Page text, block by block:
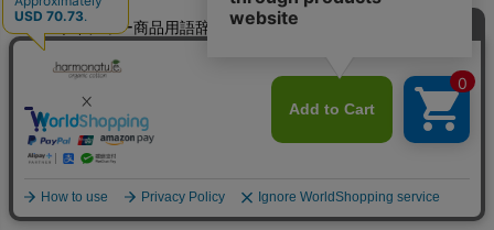
レビューを書こうchevron_right
返品交換chevron_right
FAXでのご注文chevron_right
ハーモネイチャー商品用語辞典 chevron_right
特定商取引に基づく表示